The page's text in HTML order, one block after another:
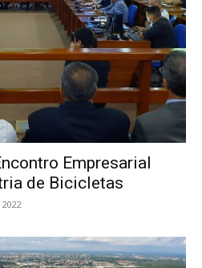
Empresarial
de Bicicletas